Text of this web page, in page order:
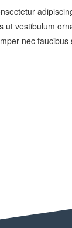
vestibulum
nec